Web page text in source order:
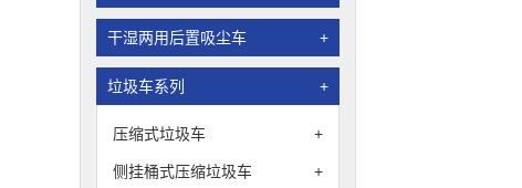
干湿两用后置吸尘车 +
垃圾车系列 +
压缩式垃圾车 +
侧挂桶式压缩垃圾车 +